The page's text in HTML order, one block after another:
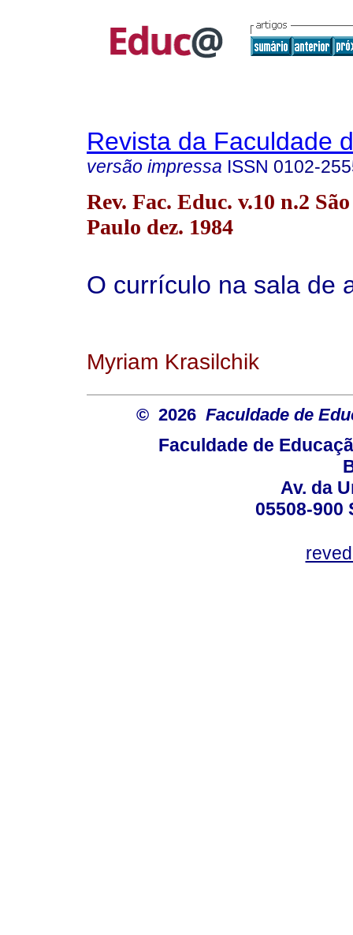
Revista da Faculdade
versão impressa ISSN 0102-
Rev. Fac. Educ. v.10 n.2 São
Paulo dez. 1984
O currículo na sala de
Myriam Krasilchik
© 2026 Faculdade de
Faculdade de
Av. da
05508-900